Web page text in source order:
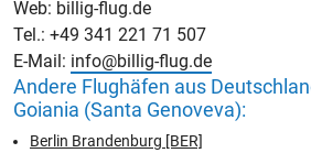
Web: billig-flug.de
Tel.: +49 341 221 71 507
E-Mail: info@billig-flug.de
Andere Flughäfen aus
Goiania (Santa Genoveva):
Berlin Brandenburg [BER]